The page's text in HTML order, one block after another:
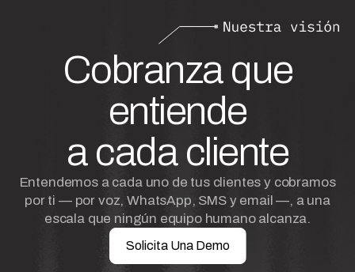
Cobranza que
entiende
a cada cliente
Entendemos a cada uno de tus clientes y cobramos
por ti — por voz, WhatsApp, SMS y email —, a una
escala que ningún equipo humano alcanza.
Solicita Una Demo